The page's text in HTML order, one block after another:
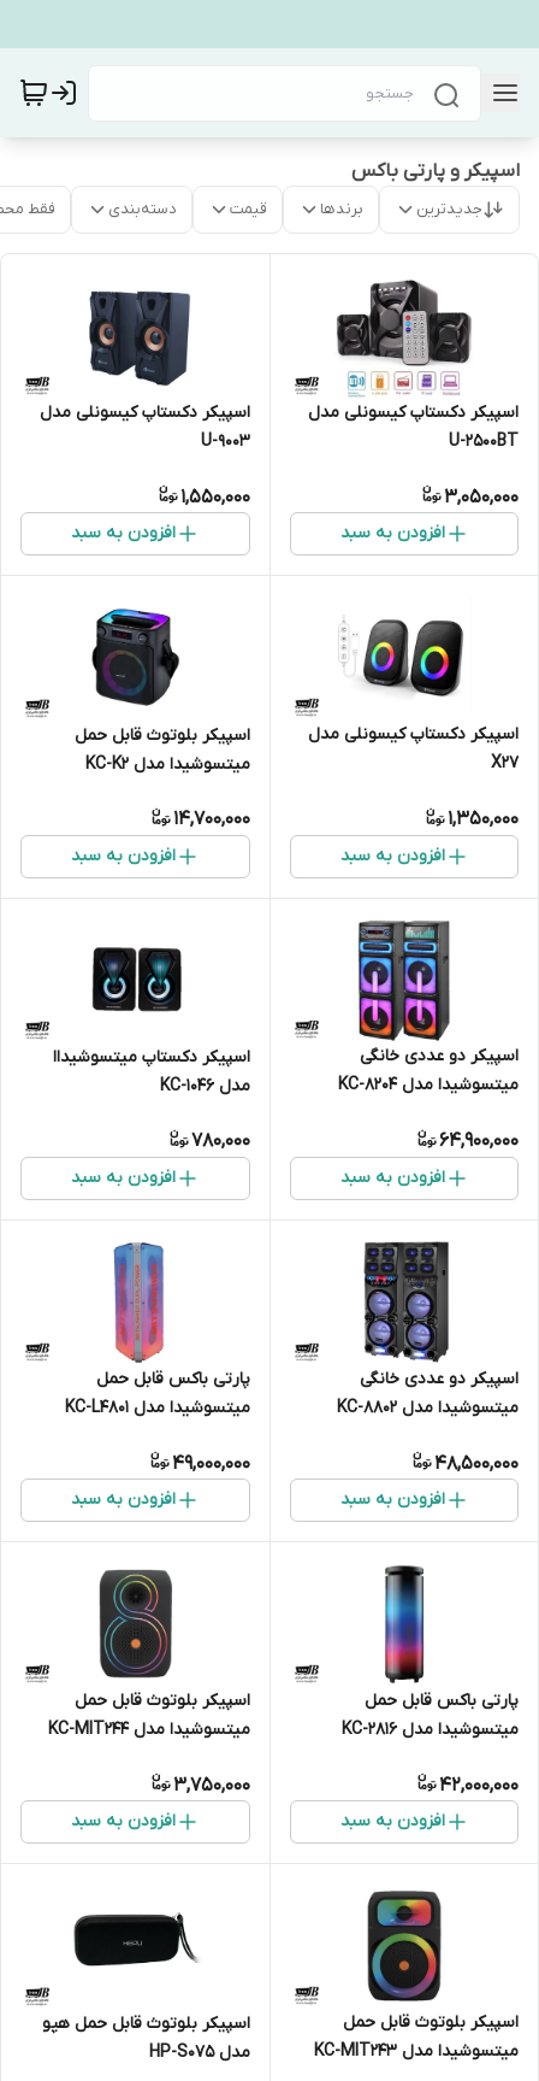
اسپیکر و پارتی باکس
جدیدترین برندها قیمت دسته‌بندی فقط
اسپیکر دکستاپ کیسونلی مدل
U-2500BT
3,050,000
افزودن به سبد
اسپیکر دکستاپ کیسونلی مدل
U-9003
1,550,000
افزودن به سبد
اسپیکر دکستاپ کیسونلی مدل
X27
1,350,000
افزودن به سبد
اسپیکر بلوتوث قابل حمل
میتسوشیدا مدل KC-K2
14,700,000
افزودن به سبد
اسپیکر دو عددی خانگی
میتسوشیدا مدل KC-8204
64,900,000
افزودن به سبد
اسپیکر دکستاپ میتسوشیداا
مدل KC-1046
780,000
افزودن به سبد
اسپیکر دو عددی خانگی
میتسوشیدا مدل KC-8802
48,500,000
افزودن به سبد
پارتی باکس قابل حمل
میتسوشیدا مدل KC-L4801
49,000,000
افزودن به سبد
پارتی باکس قابل حمل
میتسوشیدا مدل KC-2816
42,000,000
افزودن به سبد
اسپیکر بلوتوث قابل حمل
میتسوشیدا مدل KC-MIT244
3,750,000
افزودن به سبد
اسپیکر بلوتوث قابل حمل
میتسوشیدا مدل KC-MIT243
اسپیکر بلوتوث قابل حمل هپو
مدل HP-S075